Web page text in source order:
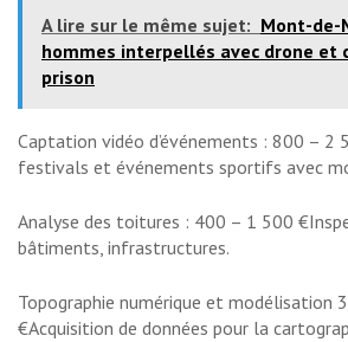
A lire sur le même sujet: Mont-de-
hommes interpellés avec drone et
prison
Captation vidéo d’événements : 800 – 2
festivals et événements sportifs avec
Analyse des toitures : 400 – 1 500
bâtiments, infrastructures.
Topographie numérique et modélisation
€Acquisition de données pour la